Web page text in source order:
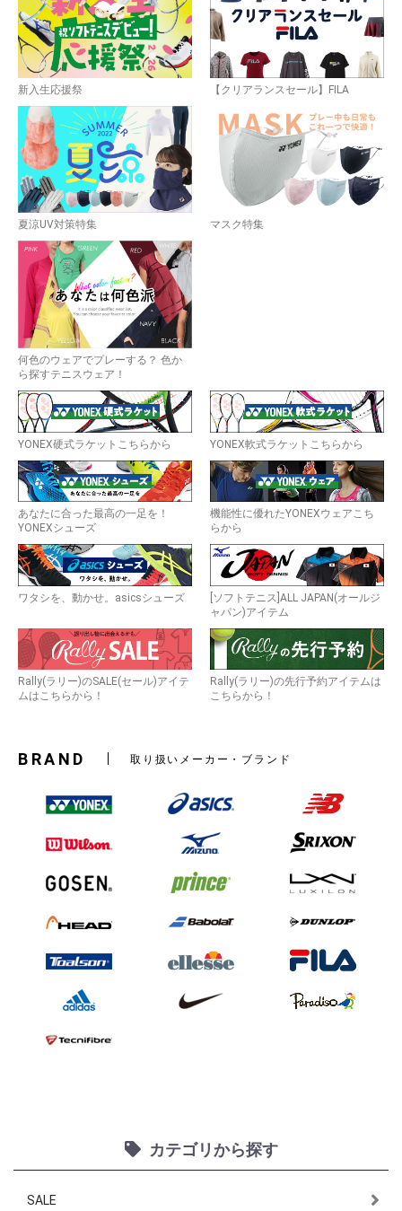
新入生応援祭 【クリアランスセール】FILA
夏涼UV対策特集 マスク特集
何色のウェアでプレーする？ 色か
ら探すテニスウェア！
YONEX硬式ラケットこちらから YONEX軟式ラケットこちらから
あなたに合った最高の一足を！
YONEXシューズ
機能性に優れたYONEXウェアこち
らから
ワタシを、動かせ。asicsシューズ
[ソフトテニス]ALL JAPAN(オールジ
ャパン)アイテム
Rally(ラリー)のSALE(セール)アイテ
ムはこちらから！
Rally(ラリー)の先行予約アイテムは
こちらから！
BRAND 取り扱いメーカー・ブランド
カテゴリから探す
SALE